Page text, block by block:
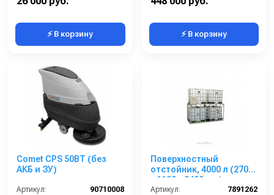
⚡ В корзину ⚡ В корзину
Comet CPS 50BT (без
АКБ и ЗУ)
Артикул:
90710008
Поверхностный
отстойник, 4000 л (2700
х 1100 х 2400 мм)
Артикул:
7891262